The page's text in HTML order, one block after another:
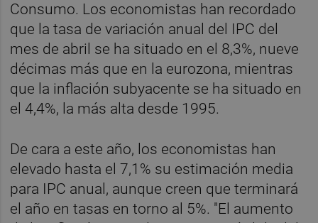
Consumo. Los economistas han recordado
que la tasa de variación anual del IPC del
mes de abril se ha situado en el 8,3%, nueve
décimas más que en la eurozona, mientras
que la inflación subyacente se ha situado en
el 4,4%, la más alta desde 1995.
De cara a este año, los economistas han
elevado hasta el 7,1% su estimación media
para IPC anual, aunque creen que terminará
el año en tasas en torno al 5%. "El aumento